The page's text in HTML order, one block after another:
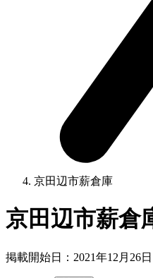
京田辺市薪倉庫
京田辺市薪倉
掲載開始日：2021年12月26日